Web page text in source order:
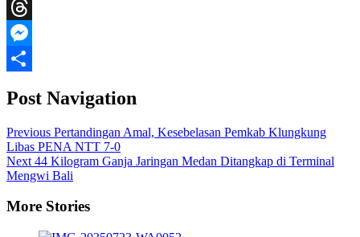
WeChat
Threads
Messenger
Post Navigation
Previous Pertandingan Amal, Kesebelasan Pemkab Klungkung
Libas PENA NTT 7-0
Next 44 Kilogram Ganja Jaringan Medan Ditangkap di Terminal
Mengwi Bali
More Stories